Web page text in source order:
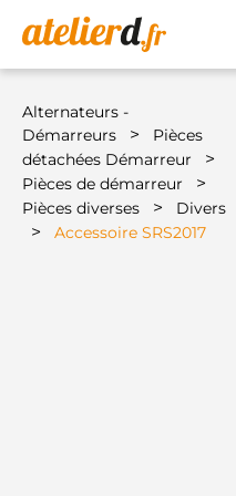
Alternateurs -
Démarreurs
>
Pièces
détachées Démarreur
>
Pièces de démarreur >
Pièces diverses > Divers
> Accessoire SRS2017